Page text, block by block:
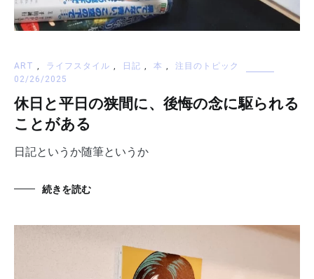
ART , ライフスタイル , 日記 , 本 ,
注目のトピック
02/26/2025
休日と平日の狭間に、後悔の念に駆られる
ことがある
日記というか随筆というか
続きを読む